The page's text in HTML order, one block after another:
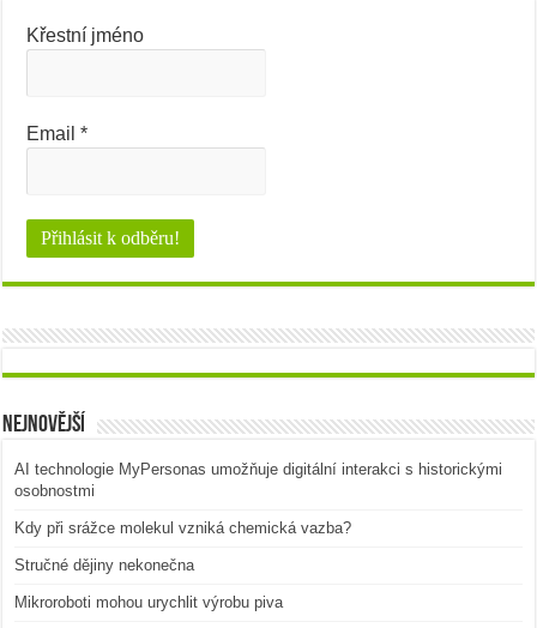
Křestní jméno
Email*
Nejnovější
AI technologie MyPersonas umožňuje digitální interakci s historickými
osobnostmi
Kdy při srážce molekul vzniká chemická vazba?
Stručné dějiny nekonečna
Mikroroboti mohou urychlit výrobu piva